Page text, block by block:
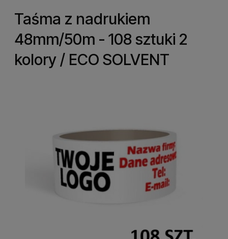
Taśma z nadrukiem
48mm/50m - 108 sztuki 2
kolory / ECO SOLVENT